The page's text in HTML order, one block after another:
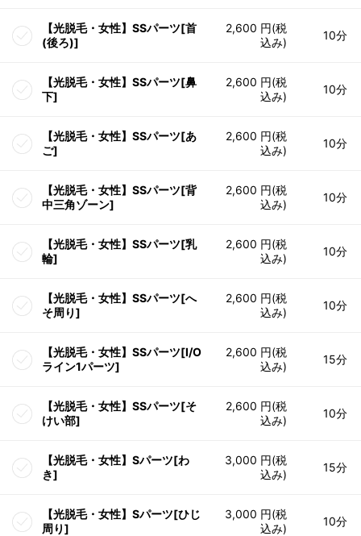
【光脱毛・女性】SSパーツ[首
(後ろ)]
2,600 円(税
込み)
10分
【光脱毛・女性】SSパーツ[鼻
下]
2,600 円(税
込み)
10分
【光脱毛・女性】SSパーツ[あ
ご]
2,600 円(税
込み)
10分
【光脱毛・女性】SSパーツ[背
中三角ゾーン]
2,600 円(税
込み)
10分
【光脱毛・女性】SSパーツ[乳
輪]
2,600 円(税
込み)
10分
【光脱毛・女性】SSパーツ[へ
そ周り]
2,600 円(税
込み)
10分
【光脱毛・女性】SSパーツ[I/O
ライン1パーツ]
2,600 円(税
込み)
15分
【光脱毛・女性】SSパーツ[そ
けい部]
2,600 円(税
込み)
10分
【光脱毛・女性】Sパーツ[わ
き]
3,000 円(税
込み)
15分
【光脱毛・女性】Sパーツ[ひじ
周り]
3,000 円(税
込み)
10分